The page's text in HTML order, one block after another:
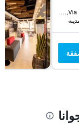
Via Rapida Oriente 13380, تيجوانا, ولاية باها كاليفورنيا, المكسيك